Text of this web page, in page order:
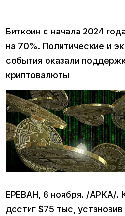
Биткоин с начала 2024
на 70%. Политические и
события оказали
криптовалюты
ЕРЕВАН, 6 ноября. /АРКА/.
достиг $75 тыс,